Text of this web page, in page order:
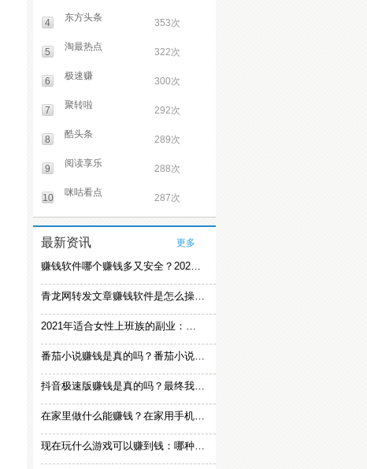
4 东方头条 353次
5 淘最热点 322次
6 极速赚 300次
7 聚转啦 292次
8 酷头条 289次
9 阅读享乐 288次
10 咪咕看点 287次
最新资讯 更多
赚钱软件哪个赚钱多又安全？2021精选赚钱软件
青龙网转发文章赚钱软件是怎么操作的？
2021年适合女性上班族的副业：女生在家赚钱兼职推荐
番茄小说赚钱是真的吗？番茄小说怎么操作赚钱
抖音极速版赚钱是真的吗？最终我还是放弃刷视频赚钱
在家里做什么能赚钱？在家用手机赚钱的方法
现在玩什么游戏可以赚到钱：哪种游戏赚钱比较快？